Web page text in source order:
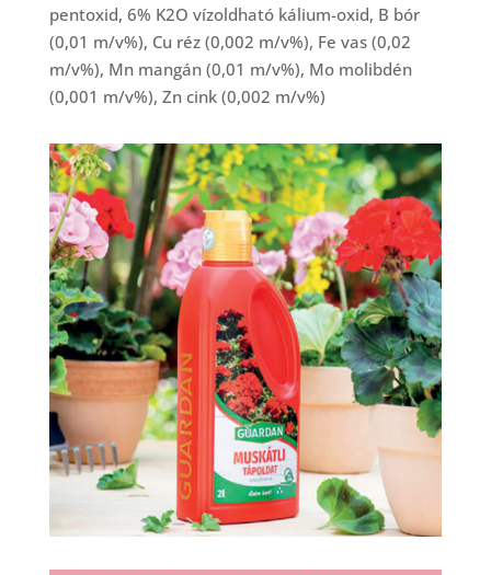
pentoxid, 6% K2O vízoldható kálium-oxid, B bór
(0,01 m/v%), Cu réz (0,002 m/v%), Fe vas (0,02
m/v%), Mn mangán (0,01 m/v%), Mo molibdén
(0,001 m/v%), Zn cink (0,002 m/v%)